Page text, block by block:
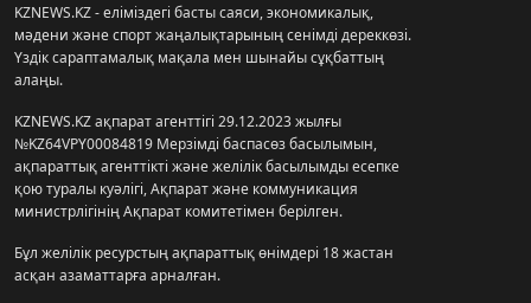
KZNEWS.KZ - еліміздегі басты саяси, экономикалық,
мәдени және спорт жаңалықтарының сенімді дереккөзі.
Үздік сараптамалық мақала мен шынайы сұқбаттың
алаңы.
KZNEWS.KZ ақпарат агенттігі 29.12.2023 жылғы
№KZ64VPY00084819 Мерзімді баспасөз басылымын,
ақпараттық агенттікті және желілік басылымды есепке
қою туралы куәлігі, Ақпарат және коммуникация
министрлігінің Ақпарат комитетімен берілген.
Бұл желілік ресурстың ақпараттық өнімдері 18 жастан
асқан азаматтарға арналған.